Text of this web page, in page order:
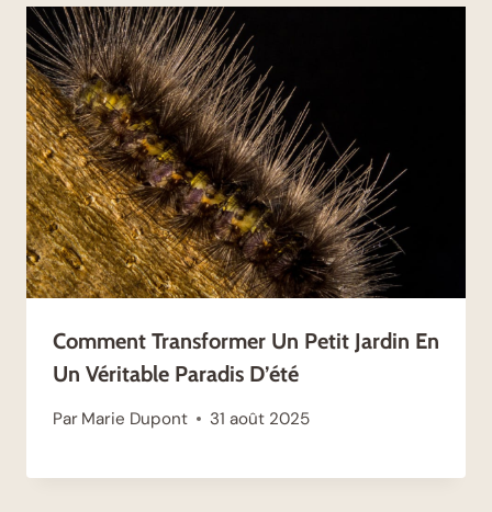
Comment Transformer Un Petit Jardin En
Un Véritable Paradis D’été
Par Marie Dupont 31 août 2025